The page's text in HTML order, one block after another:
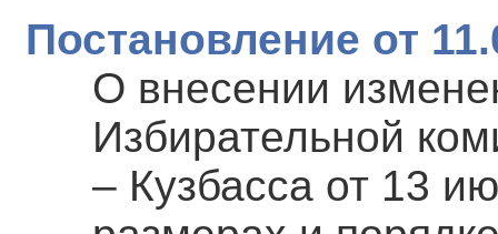
Постановление от
О внесении
Избирательной
– Кузбасса от 13